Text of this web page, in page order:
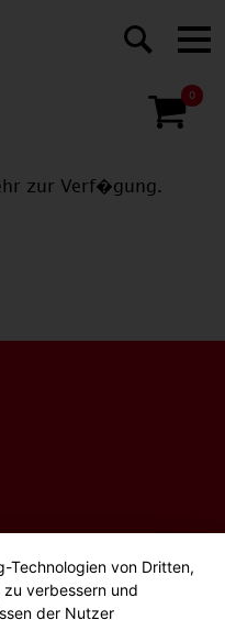
0
zur Verf�gung.
Technologien von Dritten,
verbessern und
der Nutzer